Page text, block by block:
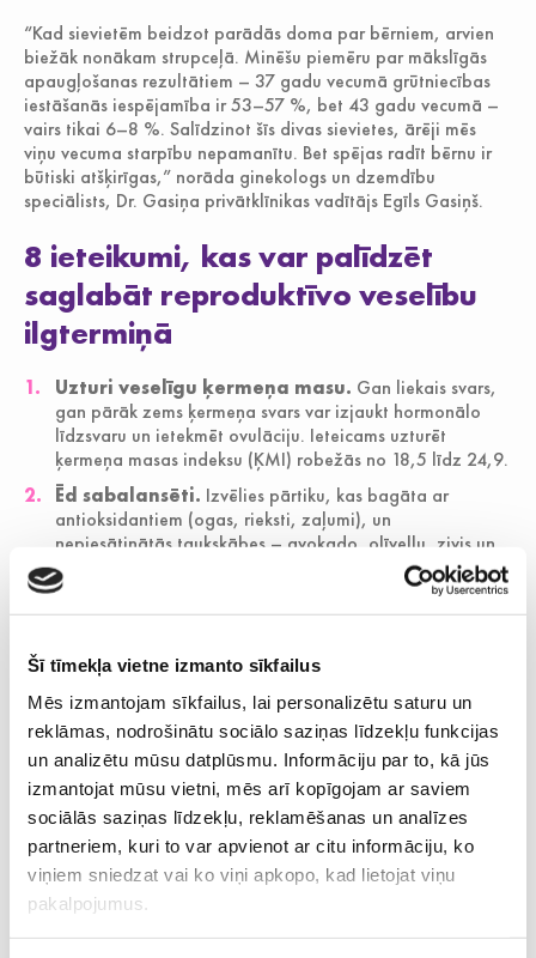
Šī tīmekļa vietne izmanto sīkfailus
Mēs izmantojam sīkfailus, lai personalizētu saturu un
reklāmas, nodrošinātu sociālo saziņas līdzekļu funkcijas
un analizētu mūsu datplūsmu. Informāciju par to, kā jūs
izmantojat mūsu vietni, mēs arī kopīgojam ar saviem
sociālās saziņas līdzekļu, reklamēšanas un analīzes
partneriem, kuri to var apvienot ar citu informāciju, ko
viņiem sniedzat vai ko viņi apkopo, kad lietojat viņu
pakalpojumus.
“Kad sievietēm beidzot parādās doma par bērniem, arvien
biežāk nonākam strupceļā. Minēšu piemēru par mākslīgās
apaugļošanas rezultātiem – 37 gadu vecumā grūtniecības
iestāšanās iespējamība ir 53–57 %, bet 43 gadu vecumā –
vairs tikai 6–8 %. Salīdzinot šīs divas sievietes, ārēji mēs
viņu vecuma starpību nepamanītu. Bet spējas radīt bērnu ir
būtiski atšķirīgas,” norāda ginekologs un dzemdību
speciālists, Dr. Gasiņa privātklīnikas vadītājs Egīls Gasiņš.
8 ieteikumi, kas var palīdzēt
saglabāt reproduktīvo veselību
ilgtermiņā
Uzturi veselīgu ķermeņa masu. Gan liekais svars,
gan pārāk zems ķermeņa svars var izjaukt hormonālo
līdzsvaru un ietekmēt ovulāciju. Ieteicams uzturēt
ķermeņa masas indeksu (ĶMI) robežās no 18,5 līdz 24,9.
Ēd sabalansēti. Izvēlies pārtiku, kas bagāta ar
antioksidantiem (ogas, rieksti, zaļumi), un
nepiesātinātās taukskābes – avokado, olīveļļu, zivis un
pilngraudu produktus. Samazini uzturā rafinētu cukuru un
piesātināto tauku daudzumu.
asinsriti iegurņa orgānos un palīdz līdzsvarot hormonu
darbību.
Izvairies no smēķēšanas un pārmērīgas
alkohola lietošanas.Abi šie ieradumi paātrina
olnīcu novecošanos un samazina olšūnu kvalitāti.
Samazini stresu.Hronisks stress ietekmē hormonus un
ovulācijas ciklu. Palīdz meditācija, elpošanas
vingrinājumi vai psiholoģisks atbalsts.
Veic regulāras ginekoloģiskās pārbaudes.